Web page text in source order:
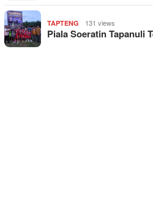
TAPTENG 131 views
Piala Soeratin Tapanuli